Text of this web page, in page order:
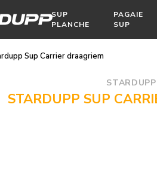
SUP
PLANCHE
PAGAIE
SUP
Sup Carrier draagriem
STARDUPP
STARDUPP SUP